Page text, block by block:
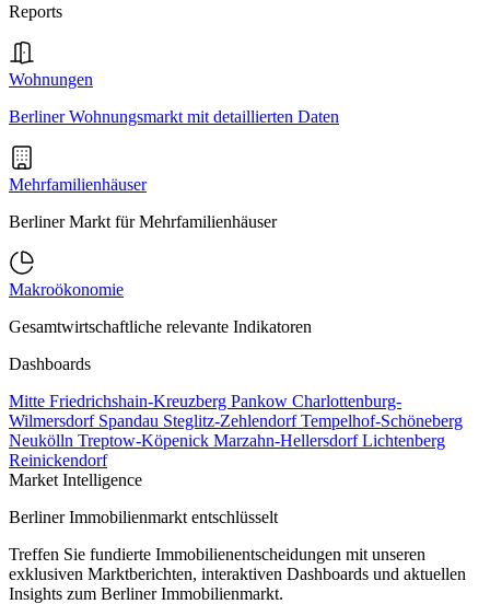
Reports
Wohnungen
Berliner Wohnungsmarkt mit detaillierten Daten
Mehrfamilienhäuser
Berliner Markt für Mehrfamilienhäuser
Makroökonomie
Gesamtwirtschaftliche relevante Indikatoren
Dashboards
Mitte Friedrichshain-Kreuzberg Pankow Charlottenburg-
Wilmersdorf Spandau Steglitz-ZehlendorfTempelhof-Schöneberg
Neukölln Treptow-Köpenick Marzahn-HellersdorfLichtenberg
Reinickendorf
Market Intelligence
Berliner Immobilienmarkt entschlüsselt
Treffen Sie fundierte Immobilienentscheidungen mit unseren
exklusiven Marktberichten, interaktiven Dashboards und aktuellen
Insights zum Berliner Immobilienmarkt.